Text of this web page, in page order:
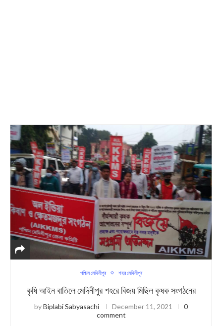
পশ্চিম মেদিনীপুর শহর মেদিনীপুর
কৃষি আইন বাতিলে মেদিনীপুর শহরে বিজয় মিছিল কৃষক সংগঠনের
byBiplabi Sabyasachi December 11, 2021
0
comment